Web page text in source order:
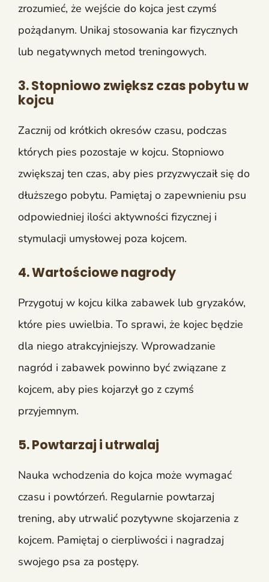
zrozumieć, że wejście do kojca jest czymś
pożądanym. Unikaj stosowania kar fizycznych
lub negatywnych metod treningowych.
3. Stopniowo zwiększ czas pobytu w
kojcu
Zacznij od krótkich okresów czasu, podczas
których pies pozostaje w kojcu. Stopniowo
zwiększaj ten czas, aby pies przyzwyczaił się do
dłuższego pobytu. Pamiętaj o zapewnieniu psu
odpowiedniej ilości aktywności fizycznej i
stymulacji umysłowej poza kojcem.
4. Wartościowe nagrody
Przygotuj w kojcu kilka zabawek lub gryzaków,
które pies uwielbia. To sprawi, że kojec będzie
dla niego atrakcyjniejszy. Wprowadzanie
nagród i zabawek powinno być związane z
kojcem, aby pies kojarzył go z czymś
przyjemnym.
5. Powtarzaj i utrwalaj
Nauka wchodzenia do kojca może wymagać
czasu i powtórzeń. Regularnie powtarzaj
trening, aby utrwalić pozytywne skojarzenia z
kojcem. Pamiętaj o cierpliwości i nagradzaj
swojego psa za postępy.